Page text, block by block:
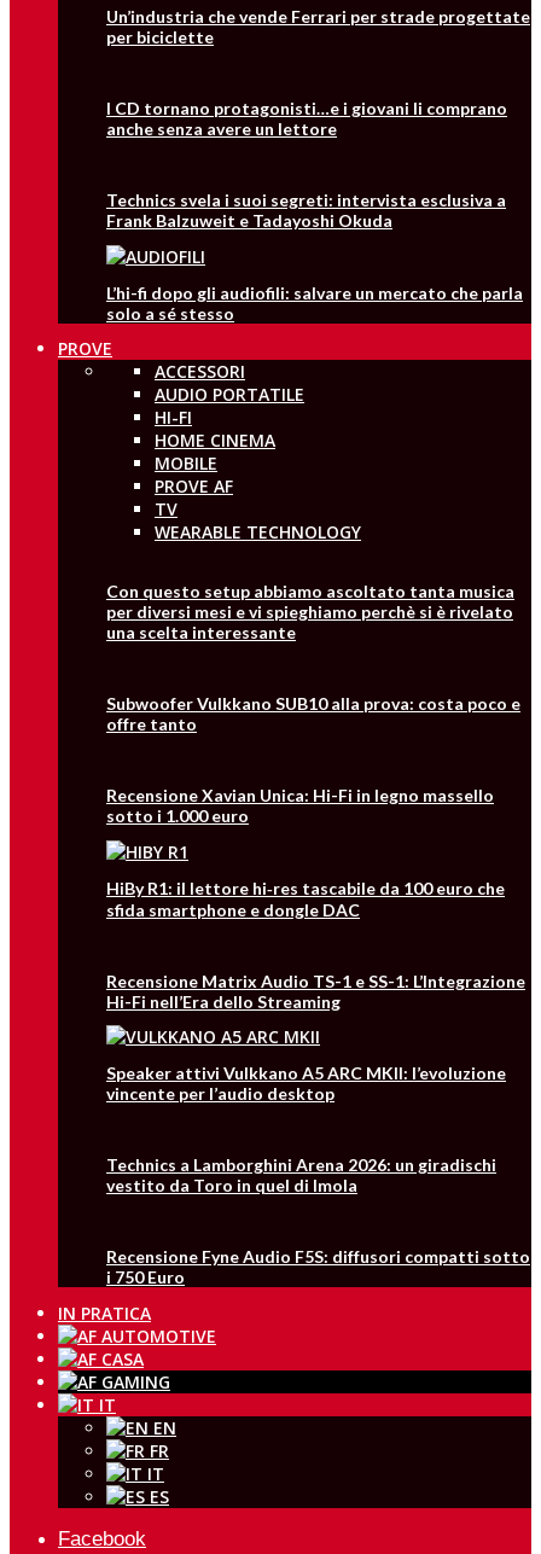
Un’industria che vende Ferrari per strade progettate
per biciclette
I CD tornano protagonisti…e i giovani li comprano
anche senza avere un lettore
Technics svela i suoi segreti: intervista esclusiva a
Frank Balzuweit e Tadayoshi Okuda
L’hi-fi dopo gli audiofili: salvare un mercato che parla
solo a sé stesso
PROVE
ACCESSORI
AUDIO PORTATILE
HI-FI
HOME CINEMA
MOBILE
PROVE AF
TV
WEARABLE TECHNOLOGY
Con questo setup abbiamo ascoltato tanta musica
per diversi mesi e vi spieghiamo perchè si è rivelato
una scelta interessante
Subwoofer Vulkkano SUB10 alla prova: costa poco e
offre tanto
Recensione Xavian Unica: Hi-Fi in legno massello
sotto i 1.000 euro
HiBy R1: il lettore hi‑res tascabile da 100 euro che
sfida smartphone e dongle DAC
Recensione Matrix Audio TS-1 e SS-1: L’Integrazione
Hi-Fi nell’Era dello Streaming
Speaker attivi Vulkkano A5 ARC MKII: l’evoluzione
vincente per l’audio desktop
Technics a Lamborghini Arena 2026: un giradischi
vestito da Toro in quel di Imola
Recensione Fyne Audio F5S: diffusori compatti sotto
i 750 Euro
IN PRATICA
IT
EN
FR
IT
ES
Facebook